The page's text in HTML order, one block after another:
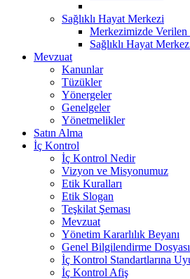
Sağlıklı Hayat Merkezi
Merkezimizde
Sağlıklı Hayat
Mevzuat
Kanunlar
Tüzükler
Yönergeler
Genelgeler
Yönetmelikler
Satın Alma
İç Kontrol
İç Kontrol Nedir
Vizyon ve Misyonumuz
Etik Kuralları
Etik Slogan
Teşkilat Şeması
Mevzuat
Yönetim Kararlılık Beyanı
Genel Bilgilendirme Dosyası
İç Kontrol Standartlarına
İç Kontrol Afiş